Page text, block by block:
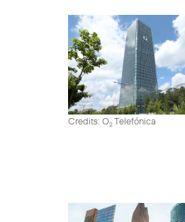
Credits: O2Telefónica